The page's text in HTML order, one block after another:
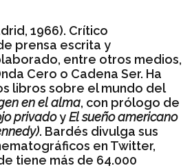
1966). Crítico
prensa escrita y
entre otros medios,
Cero o Cadena Ser. Ha
libros sobre el mundo del
en el alma, con prólogo de
privadoyEl sueño americano
. Bardés divulga sus
en Twitter,
tiene más de 64.000